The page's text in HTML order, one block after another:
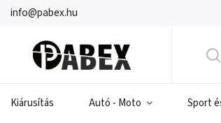
info@pabex.hu
Kiárusítás Autó - Moto Sport